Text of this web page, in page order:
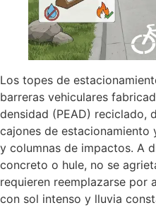
Los topes de
barreras vehiculares
densidad (PEAD) reciclado,
cajones de
y columnas de impactos. A
concreto o hule, no se
requieren reemplazarse por
con sol intenso y lluvia